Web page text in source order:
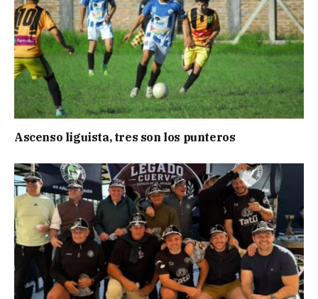
Ascenso liguista, tres son los punteros